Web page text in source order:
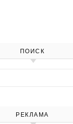
ПОИСК
РЕКЛАМА